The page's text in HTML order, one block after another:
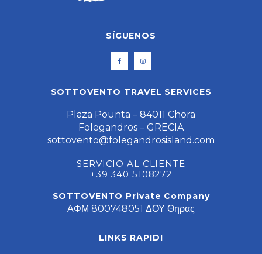
SÍGUENOS
SOTTOVENTO TRAVEL SERVICES
Plaza Pounta – 84011 Chora
Folegandros – GRECIA
sottovento@folegandrosisland.com
SERVICIO AL CLIENTE
+39 340 5108272
SOTTOVENTO Private Company
ΑΦΜ 800748051 ΔΟΥ Θηρας
LINKS RAPIDI